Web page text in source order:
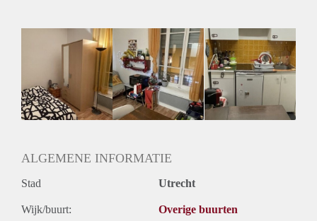
Gedeelde keuken: Nee
Gedeelde Douche: Nee
Gedeelde woonkamer: Nee
Huisgenoten: Nee
Geslacht huisgenoten: N.v.t.
ALGEMENE INFORMATIE
Stad Utrecht
Wijk/buurt: Overige buurten